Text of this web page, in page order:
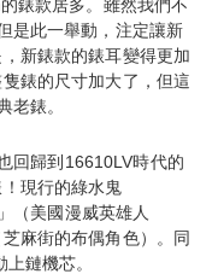
錶款居多。雖然我們不
是此一舉動，注定讓新
新錶款的錶耳變得更加
錶的尺寸加大了，但這
老錶。
回歸到16610LV時代的
現行的綠水鬼
（美國漫威英雄人
麻街的布偶角色）。同
鏈機芯。